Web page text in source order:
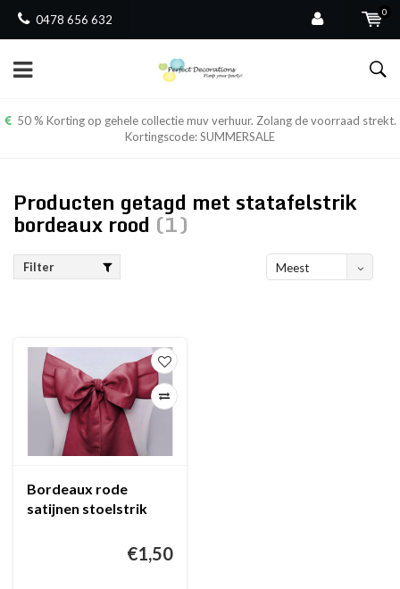
0478 656 632
0
50 % Korting op gehele collectie muv verhuur. Zolang de voorraad strekt.
Kortingscode: SUMMERSALE
Producten getagd met statafelstrik
bordeaux rood (1)
Filter
Meest
Bordeaux rode
satijnen stoelstrik
€1,50